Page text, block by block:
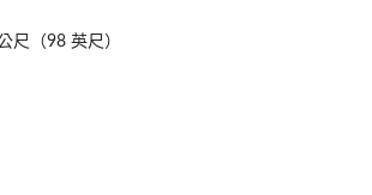
尺（98 英尺）